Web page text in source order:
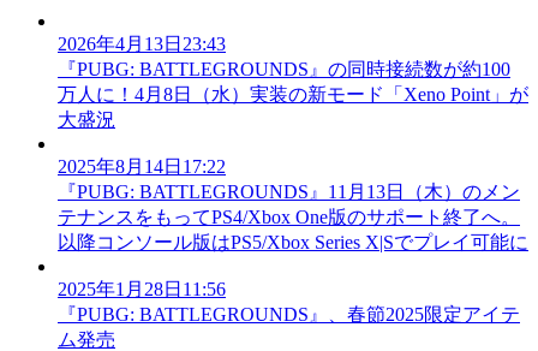
2026年4月13日23:43
『PUBG: BATTLEGROUNDS』の同時接続数が約100
万人に！4月8日（水）実装の新モード「Xeno Point」が
大盛況
2025年8月14日17:22
『PUBG: BATTLEGROUNDS』11月13日（木）のメン
テナンスをもってPS4/Xbox One版のサポート終了へ。
以降コンソール版はPS5/Xbox Series X|Sでプレイ可能に
2025年1月28日11:56
『PUBG: BATTLEGROUNDS』、春節2025限定アイテ
ム発売